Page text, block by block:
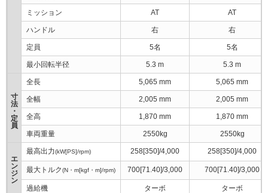
ミッション AT AT
ハンドル 右 右
定員 5名 5名
最小回転半径 5.3 m 5.3 m
寸
法
・
定
員
全長 5,065 mm 5,065 mm
全幅 2,005 mm 2,005 mm
全高 1,870 mm 1,870 mm
車両重量 2550kg 2550kg
エ
ン
ジ
ン
最高出力(kW[PS]/rpm) 258[350]/4,000 258[350]/4,000
最大トルク(N・m[kgf・m]/rpm) 700[71.40]/3,000 700[71.40]/3,000
過給機 ターボ ターボ